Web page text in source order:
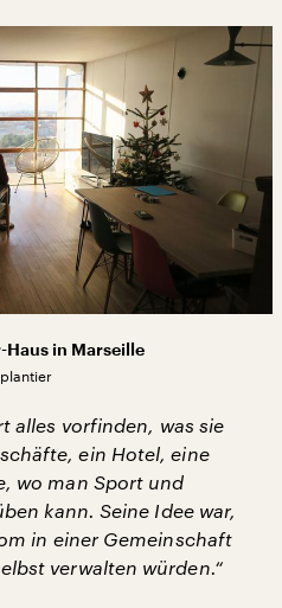
in Marseille
alles vorfinden, was sie
ein Hotel, eine
wo man Sport und
kann. Seine Idee war,
in einer Gemeinschaft
verwalten würden.“